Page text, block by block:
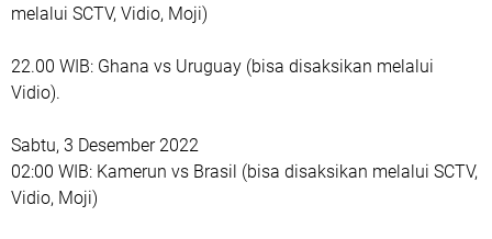
melalui SCTV, Vidio, Moji)
22.00 WIB: Ghana vs Uruguay (bisa disaksikan melalui
Vidio).
Sabtu, 3 Desember 2022
02:00 WIB: Kamerun vs Brasil (bisa disaksikan melalui SCTV,
Vidio, Moji)